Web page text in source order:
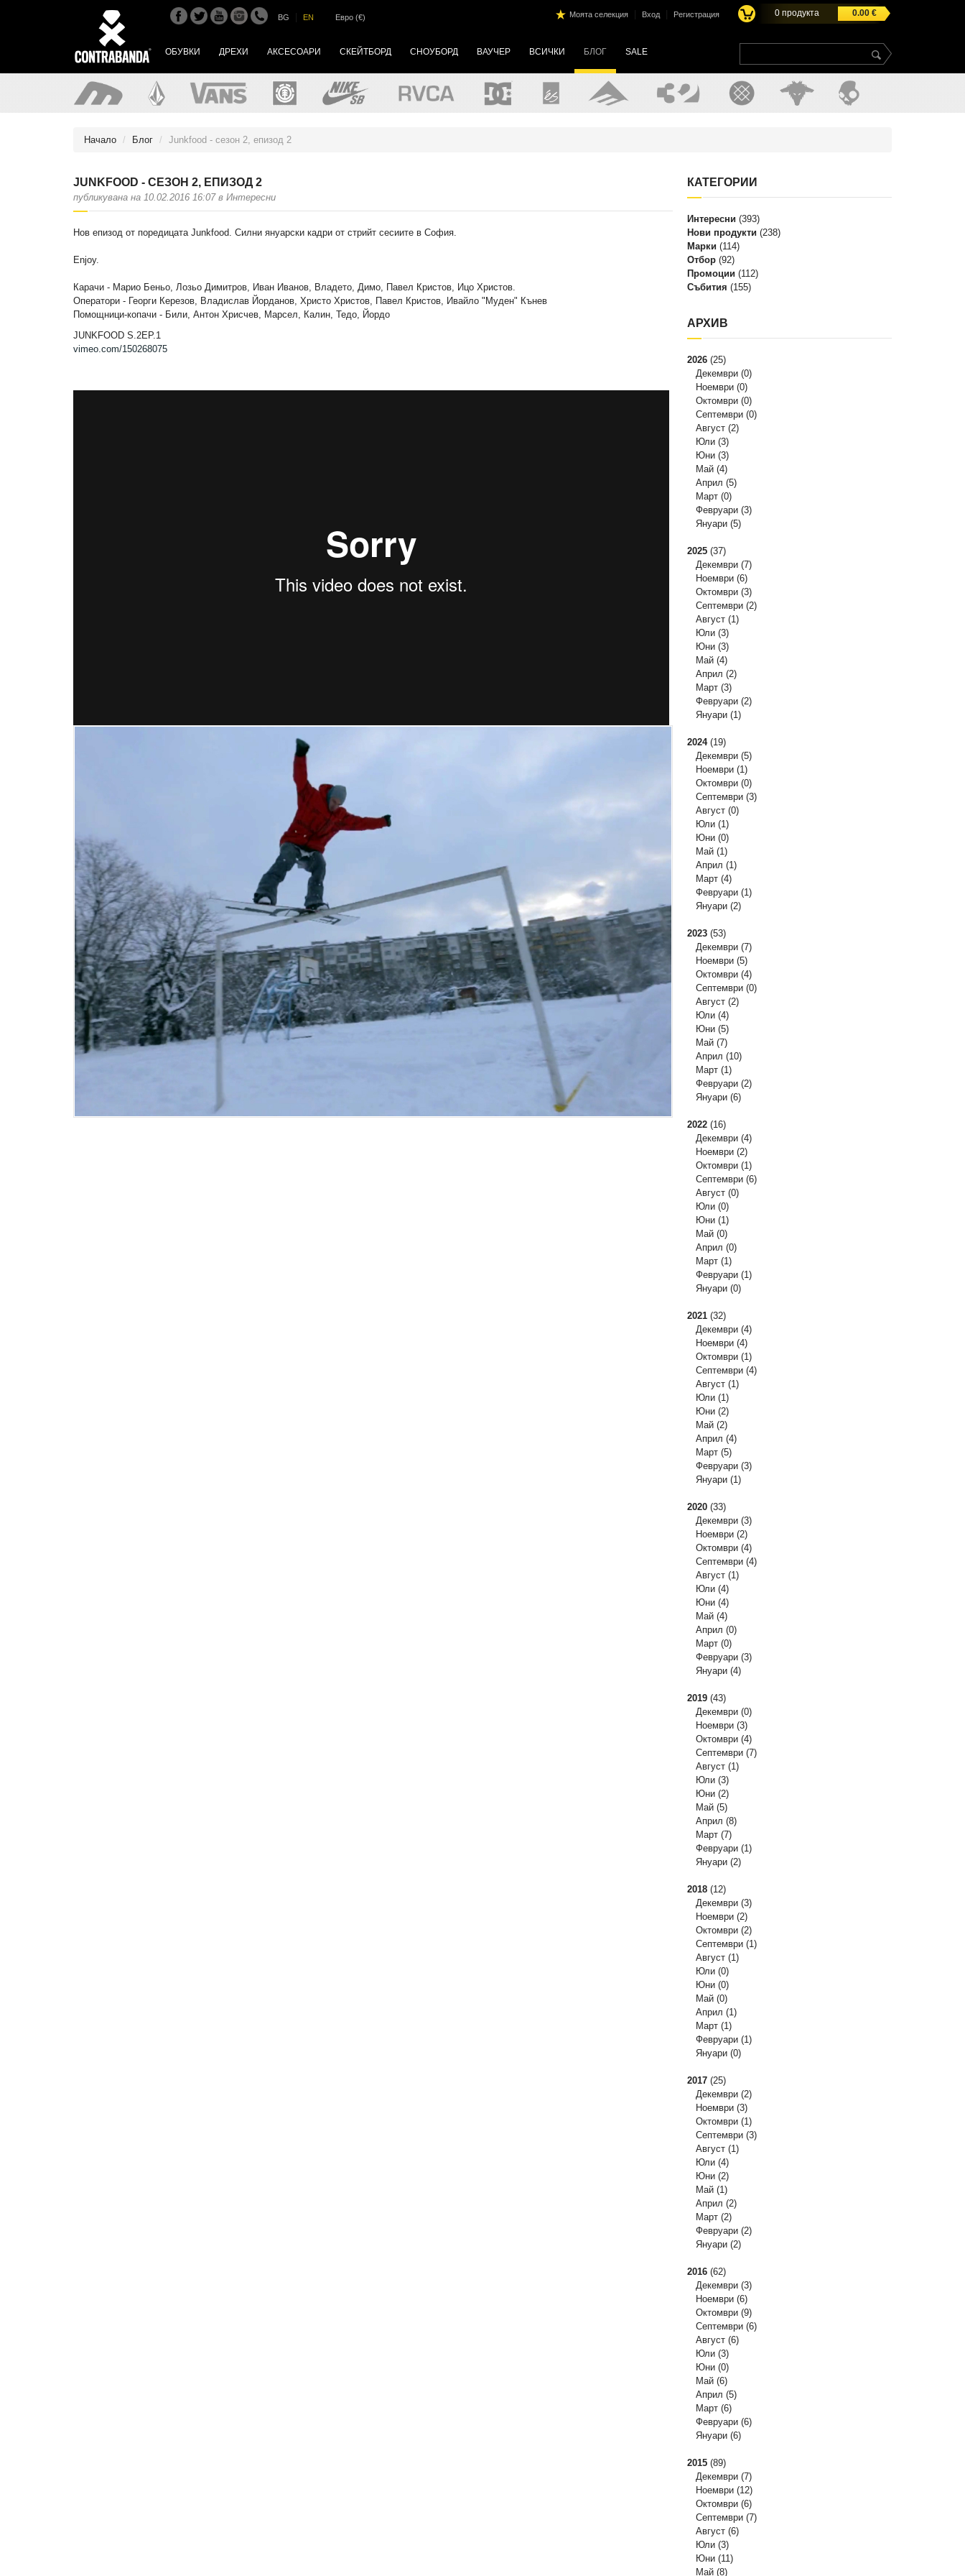
BG EN Евро (€) Моята селекция Вход Регистрация 0 продукта 0.00€
ОБУВКИ ДРЕХИ АКСЕСОАРИ СКЕЙТБОРД СНОУБОРД ВАУЧЕР ВСИЧКИ БЛОГ SALE
Начало Блог Junkfood - сезон 2, епизод 2
JUNKFOOD - СЕЗОН 2, ЕПИЗОД 2
публикувана на 10.02.2016 16:07 в Интересни
Нов епизод от поредицата Junkfood. Силни януарски кадри от стрийт сесиите в София.
Enjoy.
Карачи - Марио Беньо, Лозьо Димитров, Иван Иванов, Владето, Димо, Павел Кристов, Ицо Христов.
Оператори - Георги Керезов, Владислав Йорданов, Христо Христов, Павел Кристов, Ивайло "Муден" Кънев
Помощници-копачи - Били, Антон Хрисчев, Марсел, Калин, Тедо, Йордо
JUNKFOOD S.2EP.1
vimeo.com/150268075
КАТЕГОРИИ
Интересни (393)
Нови продукти (238)
Марки (114)
Отбор (92)
Промоции (112)
Събития (155)
АРХИВ
2026 (25)
Декември (0)
Ноември (0)
Октомври (0)
Септември (0)
Август (2)
Юли (3)
Юни (3)
Май (4)
Април (5)
Март (0)
Февруари (3)
Януари (5)
2025 (37)
Декември (7)
Ноември (6)
Октомври (3)
Септември (2)
Август (1)
Юли (3)
Юни (3)
Май (4)
Април (2)
Март (3)
Февруари (2)
Януари (1)
2024(19)
Декември (5)
Ноември (1)
Октомври (0)
Септември (3)
Август (0)
Юли (1)
Юни (0)
Май (1)
Април (1)
Март (4)
Февруари (1)
Януари (2)
2023 (53)
Декември (7)
Ноември (5)
Октомври (4)
Септември (0)
Август (2)
Юли (4)
Юни (5)
Май (7)
Април (10)
Март (1)
Февруари (2)
Януари (6)
2022 (16)
Декември (4)
Ноември (2)
Октомври (1)
Септември (6)
Август (0)
Юли (0)
Юни (1)
Май (0)
Април (0)
Март (1)
Февруари (1)
Януари (0)
2021 (32)
Декември (4)
Ноември (4)
Октомври (1)
Септември (4)
Август (1)
Юли (1)
Юни (2)
Май (2)
Април (4)
Март (5)
Февруари (3)
Януари (1)
2020 (33)
Декември (3)
Ноември (2)
Октомври (4)
Септември (4)
Август (1)
Юли (4)
Юни (4)
Май (4)
Април (0)
Март (0)
Февруари (3)
Януари (4)
2019 (43)
Декември (0)
Ноември (3)
Октомври (4)
Септември (7)
Август (1)
Юли (3)
Юни (2)
Май (5)
Април (8)
Март (7)
Февруари (1)
Януари (2)
2018 (12)
Декември (3)
Ноември (2)
Октомври (2)
Септември (1)
Август (1)
Юли (0)
Юни (0)
Май (0)
Април (1)
Март (1)
Февруари (1)
Януари (0)
2017 (25)
Декември (2)
Ноември (3)
Октомври (1)
Септември (3)
Август (1)
Юли (4)
Юни (2)
Май (1)
Април (2)
Март (2)
Февруари (2)
Януари (2)
2016 (62)
Декември (3)
Ноември (6)
Октомври (9)
Септември (6)
Август (6)
Юли (3)
Юни (0)
Май (6)
Април (5)
Март (6)
Февруари (6)
Януари (6)
2015 (89)
Декември (7)
Ноември (12)
Октомври (6)
Септември (7)
Август (6)
Юли (3)
Юни (11)
Май (8)